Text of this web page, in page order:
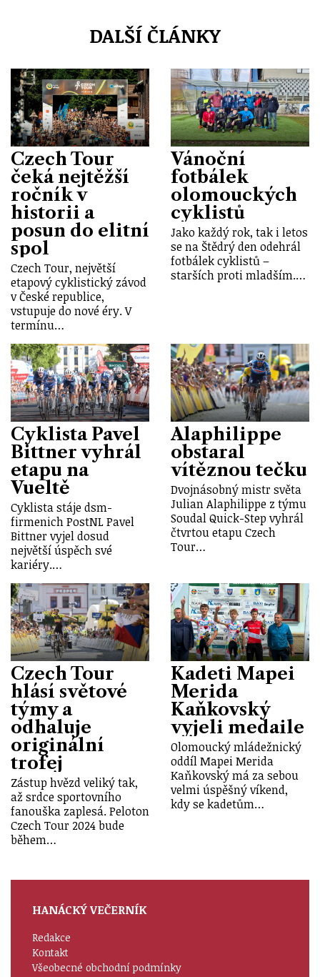
DALŠÍ ČLÁNKY
Czech Tour
čeká nejtěžší
ročník v
historii a
posun do elitní
spol
Czech Tour, největší
etapový cyklistický závod
v České republice,
vstupuje do nové éry. V
termínu…
Vánoční
fotbálek
olomouckých
cyklistů
Jako každý rok, tak i letos
se na Štědrý den odehrál
fotbálek cyklistů –
starších proti mladším.…
Cyklista Pavel
Bittner vyhrál
etapu na
Vueltě
Cyklista stáje dsm-
firmenich PostNL Pavel
Bittner vyjel dosud
největší úspěch své
kariéry.…
Alaphilippe
obstaral
vítěznou tečku
Dvojnásobný mistr světa
Julian Alaphilippe z týmu
Soudal Quick-Step vyhrál
čtvrtou etapu Czech
Tour…
Czech Tour
hlásí světové
týmy a
odhaluje
originální
trofej
Zástup hvězd veliký tak,
až srdce sportovního
fanouška zaplesá. Peloton
Czech Tour 2024 bude
během…
Kadeti Mapei
Merida
Kaňkovský
vyjeli medaile
Olomoucký mládežnický
oddíl Mapei Merida
Kaňkovský má za sebou
velmi úspěšný víkend,
kdy se kadetům…
HANÁCKÝ VEČERNÍK
Redakce
Kontakt
Všeobecné obchodní podmínky